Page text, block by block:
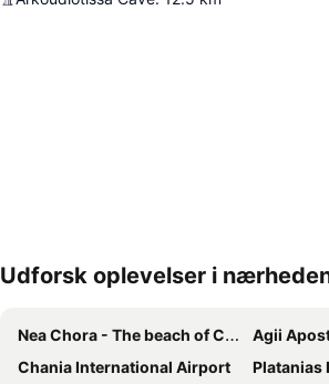
Udvid kort
Udforsk oplevelser i
Nea Chora - The beach of Chania
Agii
Chania International Airport
Platanias